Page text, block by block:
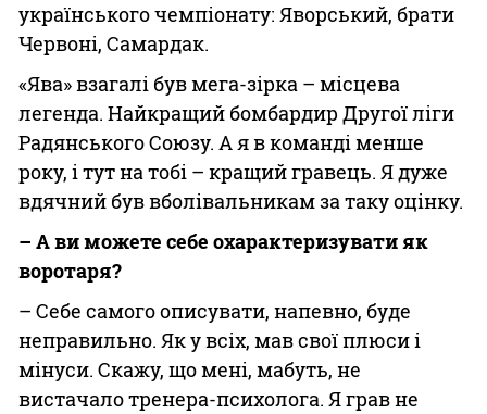
українського чемпіонату: Яворський, брати
Червоні, Самардак.
«Ява» взагалі був мега-зірка – місцева
легенда. Найкращий бомбардир Другої ліги
Радянського Союзу. А я в команді менше
року, і тут на тобі – кращий гравець. Я дуже
вдячний був вболівальникам за таку оцінку.
– А ви можете себе охарактеризувати як
воротаря?
– Себе самого описувати, напевно, буде
неправильно. Як у всіх, мав свої плюси і
мінуси. Скажу, що мені, мабуть, не
вистачало тренера-психолога. Я грав не